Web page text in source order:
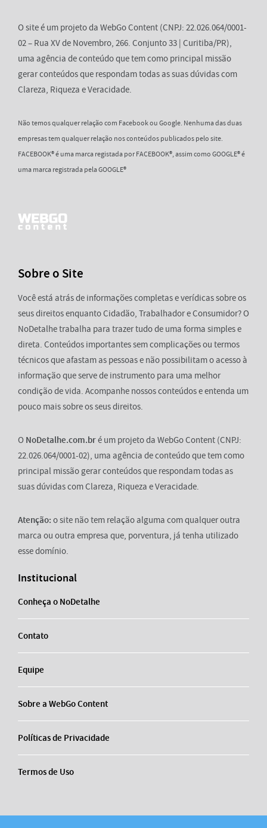
O site é um projeto da WebGo Content (CNPJ: 22.026.064/0001-
02 – Rua XV de Novembro, 266. Conjunto 33 | Curitiba/PR),
uma agência de conteúdo que tem como principal missão
gerar conteúdos que respondam todas as suas dúvidas com
Clareza, Riqueza e Veracidade.
Não temos qualquer relação com Facebook ou Google. Nenhuma das duas
empresas tem qualquer relação nos conteúdos publicados pelo site.
FACEBOOK® é uma marca registada por FACEBOOK®, assim como GOOGLE® é
uma marca registrada pela GOOGLE®
Sobre o Site
Você está atrás de informações completas e verídicas sobre os
seus direitos enquanto Cidadão, Trabalhador e Consumidor? O
NoDetalhe trabalha para trazer tudo de uma forma simples e
direta. Conteúdos importantes sem complicações ou termos
técnicos que afastam as pessoas e não possibilitam o acesso à
informação que serve de instrumento para uma melhor
condição de vida. Acompanhe nossos conteúdos e entenda um
pouco mais sobre os seus direitos.
O NoDetalhe.com.bré um projeto da WebGo Content (CNPJ:
22.026.064/0001-02), uma agência de conteúdo que tem como
principal missão gerar conteúdos que respondam todas as
suas dúvidas com Clareza, Riqueza e Veracidade.
Atenção: o site não tem relação alguma com qualquer outra
marca ou outra empresa que, porventura, já tenha utilizado
esse domínio.
Institucional
Conheça o NoDetalhe
Contato
Equipe
Sobre a WebGo Content
Políticas de Privacidade
Termos de Uso